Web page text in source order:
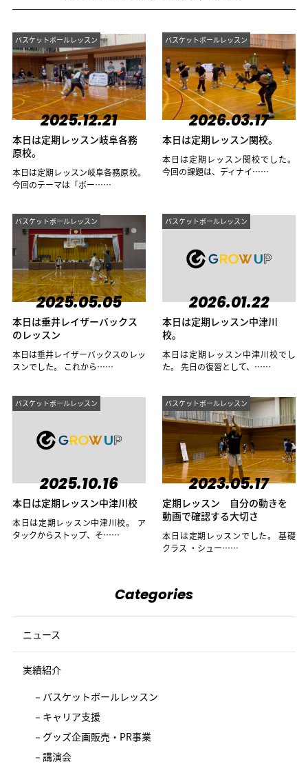
バスケットボールレッスン
2025.12.21
本日は定期レッスン岐阜各務
原校。
本日は定期レッスン岐阜各務原校。
今回のテーマは「ボー……
バスケットボールレッスン
2026.03.17
本日は定期レッスン関校。
本日は定期レッスン関校でした。
今回の課題は、ディナイ……
バスケットボールレッスン
2025.05.05
本日は垂井レイザーバックス
のレッスン
本日は垂井レイザーバックスのレッ
スンでした。 これから……
バスケットボールレッスン
2026.01.22
本日は定期レッスン中津川
校。
本日は定期レッスン中津川校でし
た。 先日の復習として、……
バスケットボールレッスン
2025.10.16
本日は定期レッスン中津川校
本日は定期レッスン中津川校。 ア
タックからストップ、そ……
バスケットボールレッスン
2023.05.17
定期レッスン 自分の動きを
動画で確認する大切さ
本日は定期レッスンでした。 基礎
クラス ・シュー……
Categories
ニュース
実績紹介
バスケットボールレッスン
キャリア支援
グッズ企画販売・PR事業
講演会